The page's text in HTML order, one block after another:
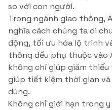
so với con người.
Trong ngành giao thông,
nghĩa cách chúng ta di
động, tối ưu hóa lộ trình
thông đều phụ thuộc vào
không chỉ giúp giảm
giúp tiết kiệm thời gian
dùng.
Không chỉ giới hạn trong